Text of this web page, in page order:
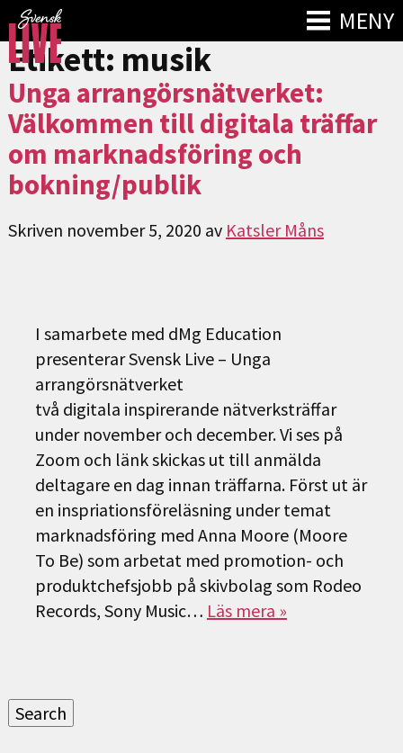
MENY
Etikett: musik
Unga arrangörsnätverket:
Välkommen till digitala träffar
om marknadsföring och
bokning/publik
Skriven november 5, 2020 av Katsler Måns
I samarbete med dMg Education
presenterar Svensk Live – Unga
arrangörsnätverket
två digitala inspirerande nätverksträffar
under november och december. Vi ses på
Zoom och länk skickas ut till anmälda
deltagare en dag innan träffarna. Först ut är
en inspriationsföreläsning under temat
marknadsföring med Anna Moore (Moore
To Be) som arbetat med promotion- och
produktchefsjobb på skivbolag som Rodeo
Records, Sony Music… Läs mera »
Search